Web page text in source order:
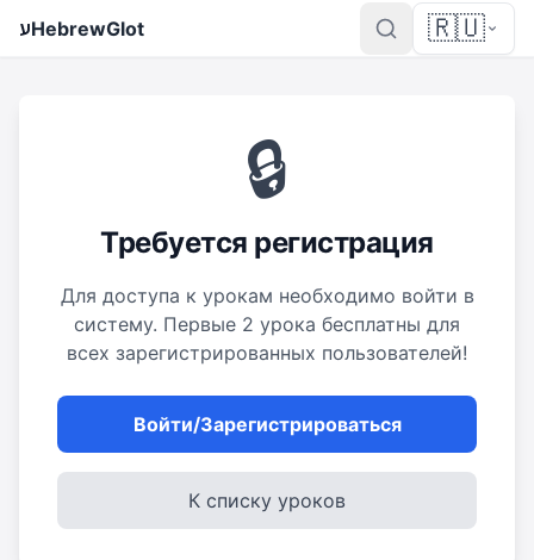
עHebrewGlot 🇷🇺
🔒
Требуется регистрация
Для доступа к урокам необходимо войти в
систему. Первые 2 урока бесплатны для
всех зарегистрированных пользователей!
Войти/Зарегистрироваться
К списку уроков